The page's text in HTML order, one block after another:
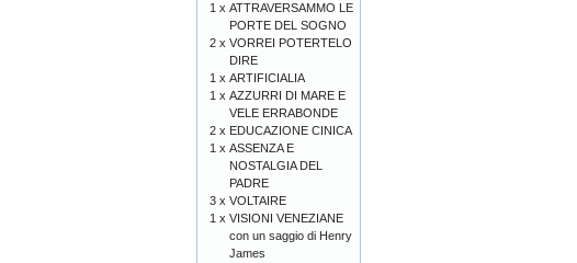
1 x ATTRAVERSAMMO LE
PORTE DEL SOGNO
2 x VORREI POTERTELO
DIRE
1 x ARTIFICIALIA
1 x AZZURRI DI MARE E
VELE ERRABONDE
2 x EDUCAZIONE CINICA
1 x ASSENZA E
NOSTALGIA DEL
PADRE
3 x VOLTAIRE
1 x VISIONI VENEZIANE
con un saggio di Henry
James